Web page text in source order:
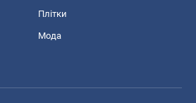
Плітки
Мода